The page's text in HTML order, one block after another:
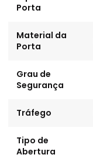
Porta
Material da
Porta
Grau de
Segurança
Tráfego
Tipo de
Abertura